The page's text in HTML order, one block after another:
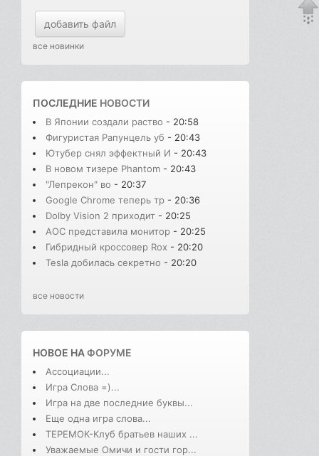
добавить файл
все новинки
ПОСЛЕДНИЕ НОВОСТИ
В Японии создали раство - 20:58
Фигуристая Рапунцель уб - 20:43
Ютубер снял эффектный И - 20:43
В новом тизере Phantom - 20:43
"Лепрекон" во - 20:37
Google Chrome теперь тр - 20:36
Dolby Vision 2 приходит - 20:25
AOC представила монитор - 20:25
Гибридный кроссовер Rox - 20:20
Tesla добилась секретно - 20:20
все новости
НОВОЕ НАФОРУМЕ
Ассоциации...
Игра Слова =)...
Игра на две последние буквы...
Еще одна игра слова...
ТЕРЕМОК-Клуб братьев наших ...
Уважаемые Омичи и гости гор...